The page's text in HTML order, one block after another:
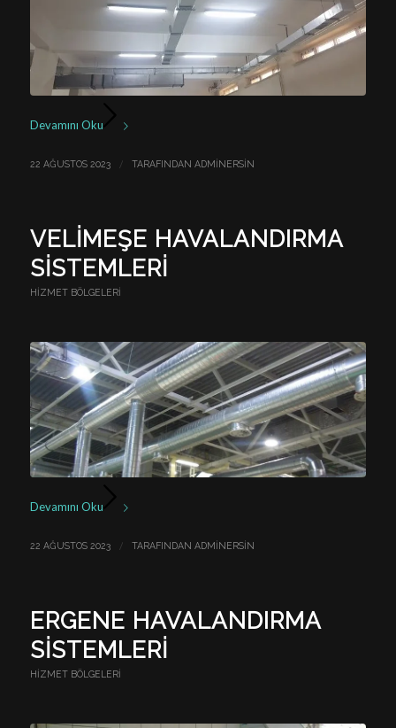
Devamını Oku
22 AĞUSTOS 2023 / TARAFINDAN ADMINERSIN
VELIMEŞE HAVALANDIRMA
SISTEMLERI
HIZMET BÖLGELERI
Devamını Oku
22 AĞUSTOS 2023 / TARAFINDAN ADMINERSIN
ERGENE HAVALANDIRMA
SISTEMLERI
HIZMET BÖLGELERI